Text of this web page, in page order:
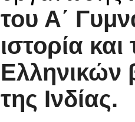
του Α΄
ιστορία
Ελληνικών
της Ινδίας.